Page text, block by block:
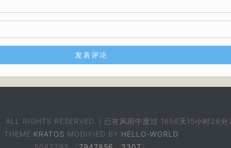
. ALL RIGHTS RESERVED. | 已在风雨中度过 1656天15小时28分
THEME KRATOS MODIFIED BY HELLO-WORLD